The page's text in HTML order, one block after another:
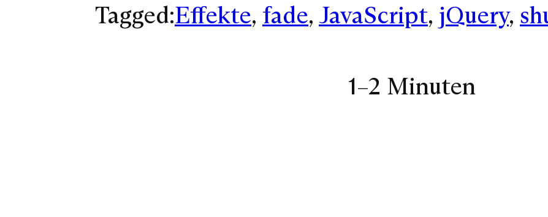
Tagged:Effekte, fade, JavaScript, jQuery,
1–2 Minuten